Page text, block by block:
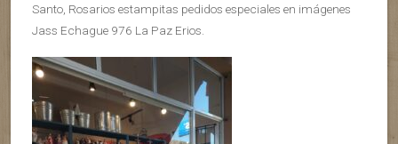
Santo, Rosarios estampitas pedidos especiales en imágenes
Jass Echague 976 La Paz Erios.